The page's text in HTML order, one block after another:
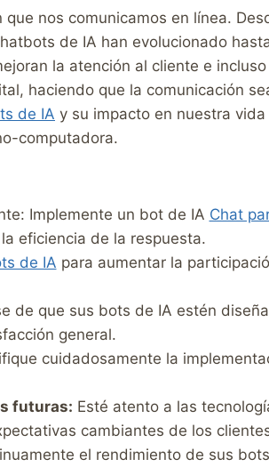
nos comunicamos en línea.
de IA han evolucionado
la atención al cliente e
haciendo que la comunicación
de IA y su impacto en nuestra
computadora.
Implemente un bot de IA Chat
eficiencia de la respuesta.
de IA para aumentar la
de que sus bots de IA estén
general.
cuidadosamente la
futuras: Esté atento a las
cambiantes de los
el rendimiento de sus